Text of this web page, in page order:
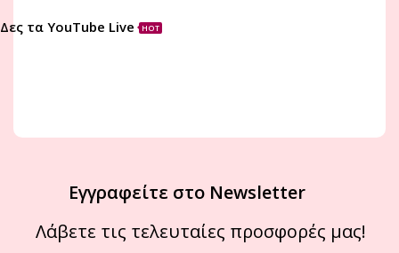
Δες τα YouTube Live HOT
Εγγραφείτε στο Newsletter
Λάβετε τις τελευταίες προσφορές μας!